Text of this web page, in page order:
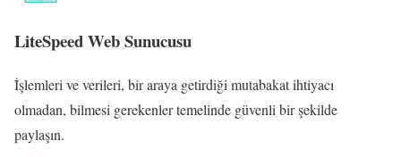
LiteSpeed Web Sunucusu
İşlemleri ve verileri, bir araya getirdiği mutabakat ihtiyacı
olmadan, bilmesi gerekenler temelinde güvenli bir şekilde
paylaşın.